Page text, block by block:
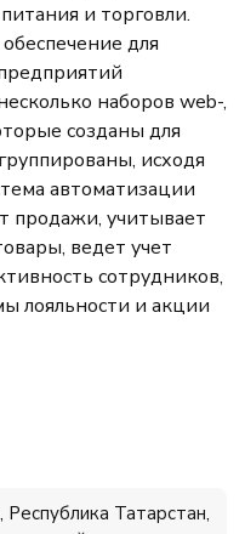
и торговли.
для
наборов web-,
созданы для
исходя
автоматизации
продажи, учитывает
ведет учет
сотрудников,
лояльности и акции
Республика Татарстан,